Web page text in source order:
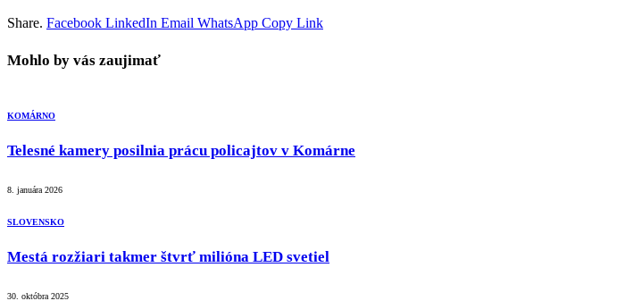
Share. Facebook LinkedIn Email WhatsApp Copy Link
Mohlo by vás zaujimať
KOMÁRNO
Telesné kamery posilnia prácu policajtov v Komárne
8. januára 2026
SLOVENSKO
Mestá rozžiari takmer štvrť milióna LED svetiel
30. októbra 2025